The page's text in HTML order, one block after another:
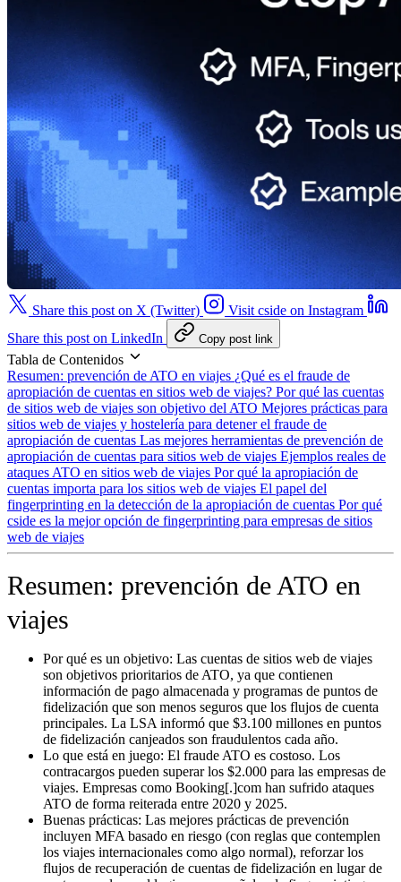
Share this post on X (Twitter)
Visit cside on Instagram
Share this post on LinkedIn
Copy post link
Tabla de Contenidos
Resumen: prevención de ATO en viajes ¿Qué es el fraude de
apropiación de cuentas en sitios web de viajes? Por qué las cuentas
de sitios web de viajes son objetivo del ATO Mejores prácticas para
sitios web de viajes y hostelería para detener el fraude de
apropiación de cuentas Las mejores herramientas de prevención de
apropiación de cuentas para sitios web de viajes Ejemplos reales de
ataques ATO en sitios web de viajes Por qué la apropiación de
cuentas importa para los sitios web de viajes El papel del
fingerprinting en la detección de la apropiación de cuentas Por qué
cside es la mejor opción de fingerprinting para empresas de sitios
web de viajes
Resumen: prevención de ATO en
viajes
Por qué es un objetivo: Las cuentas de sitios web de viajes
son objetivos prioritarios de ATO, ya que contienen
información de pago almacenada y programas de puntos de
fidelización que son menos seguros que los flujos de cuenta
principales. La LSA informó que $3.100 millones en puntos
de fidelización canjeados son fraudulentos cada año.
Lo que está en juego: El fraude ATO es costoso. Los
contracargos pueden superar los $2.000 para las empresas de
viajes. Empresas como Booking[.]com han sufrido ataques
ATO de forma reiterada entre 2020 y 2025.
Buenas prácticas: Las mejores prácticas de prevención
incluyen MFA basado en riesgo (con reglas que contemplen
los viajes internacionales como algo normal), reforzar los
flujos de recuperación de cuentas de fidelización en lugar de